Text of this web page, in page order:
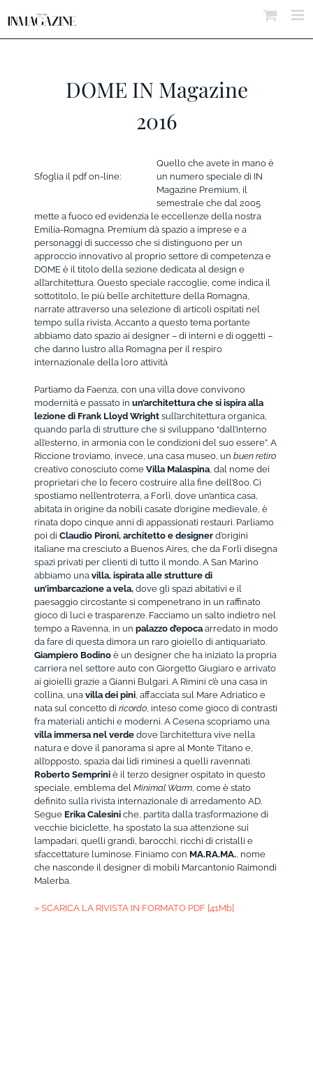
DOME IN Magazine
2016
Sfoglia il pdf on-line:
Quello che avete in mano è
un numero speciale di IN
Magazine Premium, il
semestrale che dal 2005
mette a fuoco ed evidenzia le eccellenze della nostra
Emilia-Romagna. Premium dà spazio a imprese e a
personaggi di successo che si distinguono per un
approccio innovativo al proprio settore di competenza e
DOME è il titolo della sezione dedicata al design e
all’architettura. Questo speciale raccoglie, come indica il
sottotitolo, le più belle architetture della Romagna,
narrate attraverso una selezione di articoli ospitati nel
tempo sulla rivista. Accanto a questo tema portante
abbiamo dato spazio ai designer – di interni e di oggetti –
che danno lustro alla Romagna per il respiro
internazionale della loro attività
Partiamo da Faenza, con una villa dove convivono
modernità e passato inun’architettura che si ispira alla
lezione di Frank Lloyd Wright sull’architettura organica,
quando parla di strutture che si sviluppano “dall’interno
all’esterno, in armonia con le condizioni del suo essere”. A
Riccione troviamo, invece, una casa museo, unbuen retiro
creativo conosciuto comeVilla Malaspina, dal nome dei
proprietari che lo fecero costruire alla fine dell’800. Ci
spostiamo nell’entroterra, a Forlì, dove un’antica casa,
abitata in origine da nobili casate d’origine medievale, è
rinata dopo cinque anni di appassionati restauri. Parliamo
poi diClaudio Pironi, architetto e designer d’origini
italiane ma cresciuto a Buenos Aires, che da Forlì disegna
spazi privati per clienti di tutto il mondo. A San Marino
abbiamo unavilla, ispirata alle strutture di
un’imbarcazione a vela,dove gli spazi abitativi e il
paesaggio circostante si compenetrano in un raffinato
gioco di luci e trasparenze. Facciamo un salto indietro nel
tempo a Ravenna, in unpalazzo d’epocaarredato in modo
da fare di questa dimora un raro gioiello di antiquariato.
Giampiero Bodino è un designer che ha iniziato la propria
carriera nel settore auto con Giorgetto Giugiaro e arrivato
ai gioielli grazie a Gianni Bulgari. A Rimini c’è una casa in
collina, unavilla dei pini, affacciata sul Mare Adriatico e
nata sul concetto diricordo, inteso come gioco di contrasti
fra materiali antichi e moderni. A Cesena scopriamo una
villa immersa nel verde dove l’architettura vive nella
natura e dove il panorama si apre al Monte Titano e,
all’opposto, spazia dai lidi riminesi a quelli ravennati.
Roberto Sempriniè il terzo designer ospitato in questo
speciale, emblema delMinimal Warm, come è stato
definito sulla rivista internazionale di arredamento AD.
Segue Erika Calesini che, partita dalla trasformazione di
vecchie biciclette, ha spostato la sua attenzione sui
lampadari, quelli grandi, barocchi, ricchi di cristalli e
sfaccettature luminose. Finiamo con MA.RA.MA., nome
che nasconde il designer di mobili Marcantonio Raimondi
Malerba.
» SCARICA LA RIVISTA IN FORMATO PDF [41Mb]